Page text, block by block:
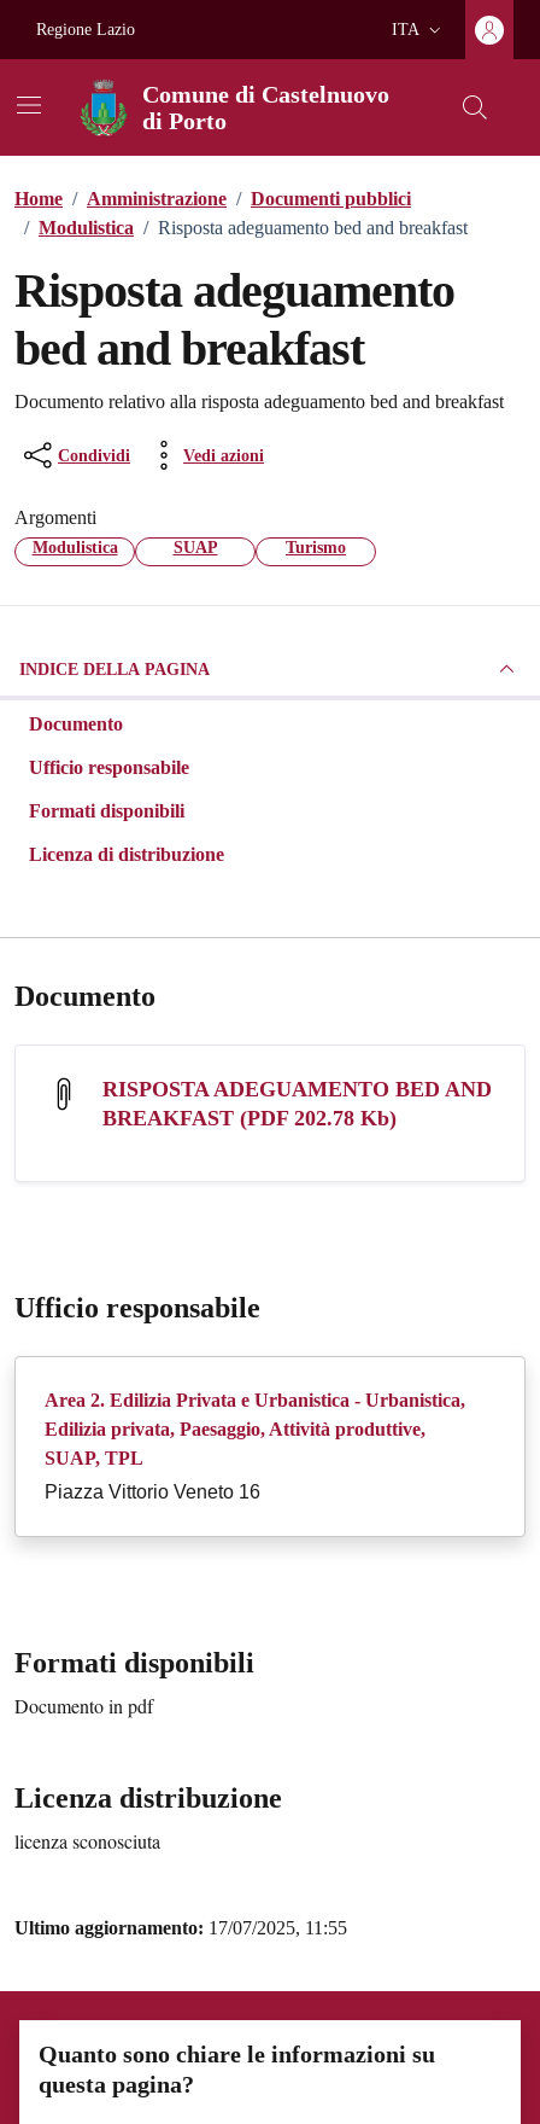
Regione Lazio
Lingua attiva:
ITA
Comune di Castelnuovo
di Porto
Home / Amministrazione / Documenti pubblici
/ Modulistica / Risposta adeguamento bed and breakfast
Risposta adeguamento
bed and breakfast
Dettagli del documento
Documento relativo alla risposta adeguamento bed and breakfast
Condividi Vedi azioni
Argomenti
Modulistica SUAP Turismo
INDICE DELLA PAGINA
Documento
Ufficio responsabile
Formati disponibili
Licenza di distribuzione
Documento
RISPOSTA ADEGUAMENTO BED AND
BREAKFAST (PDF 202.78 Kb)
Ufficio responsabile
Area 2. Edilizia Privata e Urbanistica - Urbanistica,
Edilizia privata, Paesaggio, Attività produttive,
SUAP, TPL
Piazza Vittorio Veneto 16
Formati disponibili
Documento in pdf
Licenza distribuzione
licenza sconosciuta
Ultimo aggiornamento: 17/07/2025, 11:55
Quanto sono chiare le informazioni su
questa pagina?